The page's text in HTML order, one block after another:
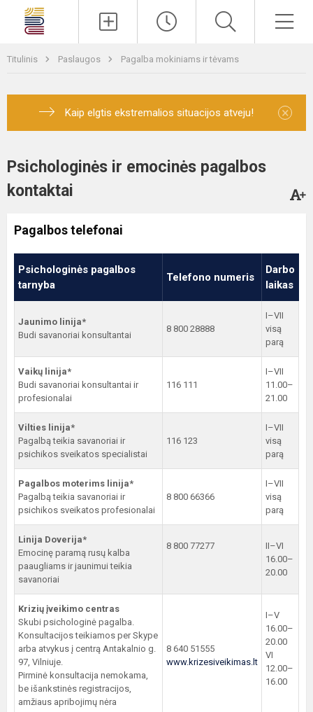
Titulinis Paslaugos Pagalba mokiniams ir tėvams
Kaip elgtis ekstremalios situacijos atveju! ×
Psichologinės ir emocinės pagalbos
kontaktai
Pagalbos telefonai
Psichologinės pagalbos
tarnyba
Telefono numeris
Darbo
laikas
Jaunimo linija*
Budi savanoriai konsultantai
8 800 28888
I–VII
visą
parą
Vaikų linija*
Budi savanoriai konsultantai ir
profesionalai
116 111
I–VII
11.00–
21.00
Vilties linija*
Pagalbą teikia savanoriai ir
psichikos sveikatos specialistai
116 123
I–VII
visą
parą
Pagalbos moterims linija*
Pagalbą teikia savanoriai ir
psichikos sveikatos profesionalai
8 800 66366
I–VII
visą
parą
Linija Doverija*
Emocinę paramą rusų kalba
paaugliams ir jaunimui teikia
savanoriai
8 800 77277
II–VI
16.00–
20.00
Krizių įveikimo centras
Skubi psichologinė pagalba.
Konsultacijos teikiamos per Skype
arba atvykus į centrą Antakalnio g.
97, Vilniuje.
Pirminė konsultacija nemokama,
be išankstinės registracijos,
amžiaus apribojimų nėra
8 640 51555
www.krizesiveikimas.lt
I–V
16.00–
20.00
VI
12.00–
16.00